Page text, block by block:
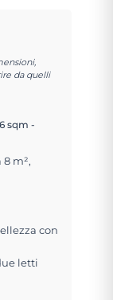
da quelli
sqm -
m²,
con
letti